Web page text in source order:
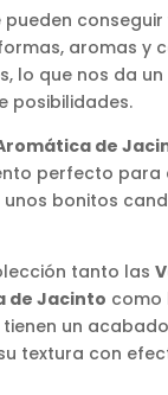
pueden
aromas y
lo que nos da
posibilidades.
de
perfecto para
bonitos
tanto las
de Jacinto como
un
textura con